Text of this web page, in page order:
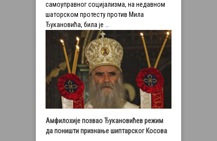
самоуправног социјализма, на недавном
шаторском протесту против Мила
Ђукановића, била је …
Амфилохије позвао Ђукановићев режим
да поништи признање шиптарског Косова